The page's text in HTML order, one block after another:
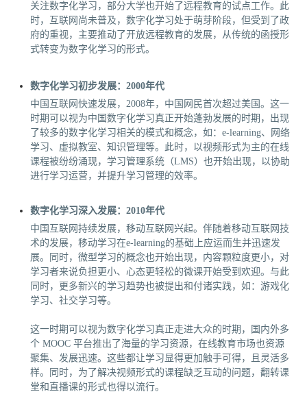
关注数字化学习，部分大学也开始了远程教育的试点工作。此
时，互联网尚未普及，数字化学习处于萌芽阶段，但受到了政
府的重视，主要推动了开放远程教育的发展，从传统的函授形
式转变为数字化学习的形式。
数字化学习初步发展：2000年代
中国互联网快速发展，2008年，中国网民首次超过美国。这一
时期可以视为中国数字化学习真正开始蓬勃发展的时期，出现
了较多的数字化学习相关的模式和概念，如：e-learning、网络
学习、虚拟教室、知识管理等。此时，以视频形式为主的在线
课程被纷纷涌现，学习管理系统（LMS）也开始出现，以协助
进行学习运营，并提升学习管理的效率。
数字化学习深入发展：2010年代
中国互联网持续发展，移动互联网兴起。伴随着移动互联网技
术的发展，移动学习在e-learning的基础上应运而生并迅速发
展。同时，微型学习的概念也开始出现，内容颗粒度更小，对
学习者来说负担更小、心态更轻松的微课开始受到欢迎。与此
同时，更多新兴的学习趋势也被提出和付诸实践，如：游戏化
学习、社交学习等。
这一时期可以视为数字化学习真正走进大众的时期，国内外多
个 MOOC 平台推出了海量的学习资源，在线教育市场也资源
聚集、发展迅速。这些都让学习显得更加触手可得，且灵活多
样。同时，为了解决视频形式的课程缺乏互动的问题，翻转课
堂和直播课的形式也得以流行。